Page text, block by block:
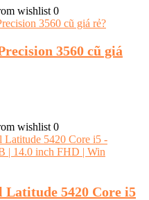
wishlist 0
3560 cũ giá
wishlist 0
5420 Core i5